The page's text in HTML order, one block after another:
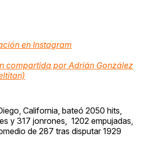
en Instagram
compartida por Adrián González
California, bateó 2050 hits,
y 317 jonrones, 1202 empujadas,
de 287 tras disputar 1929